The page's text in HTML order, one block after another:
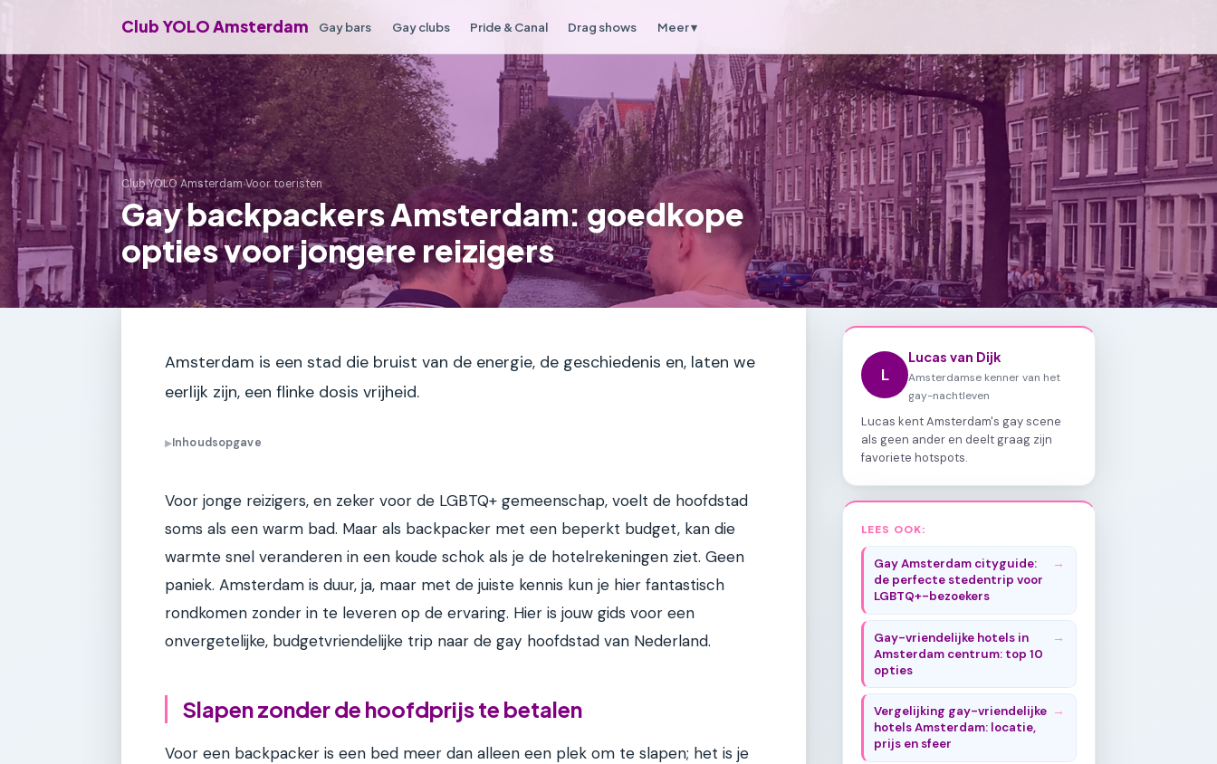
Club YOLO Amsterdam Gay bars Gay clubs Pride & Canal Drag shows Meer ▾
Club YOLO Amsterdam›Voor toeristen
Gay backpackers Amsterdam: goedkope
opties voor jongere reizigers
Amsterdam is een stad die bruist van de energie, de geschiedenis en, laten we
eerlijk zijn, een flinke dosis vrijheid.
▶Inhoudsopgave
Voor jonge reizigers, en zeker voor de LGBTQ+ gemeenschap, voelt de hoofdstad
soms als een warm bad. Maar als backpacker met een beperkt budget, kan die
warmte snel veranderen in een koude schok als je de hotelrekeningen ziet. Geen
paniek. Amsterdam is duur, ja, maar met de juiste kennis kun je hier fantastisch
rondkomen zonder in te leveren op de ervaring. Hier is jouw gids voor een
onvergetelijke, budgetvriendelijke trip naar de gay hoofdstad van Nederland.
Slapen zonder de hoofdprijs te betalen
Voor een backpacker is een bed meer dan alleen een plek om te slapen; het is je
L
Lucas van Dijk
Amsterdamse kenner van het
gay-nachtleven
Lucas kent Amsterdam's gay scene
als geen ander en deelt graag zijn
favoriete hotspots.
LEES OOK:
Gay Amsterdam cityguide:
de perfecte stedentrip voor
LGBTQ+-bezoekers
Gay-vriendelijke hotels in
Amsterdam centrum: top 10
opties
Vergelijking gay-vriendelijke
hotels Amsterdam: locatie,
prijs en sfeer